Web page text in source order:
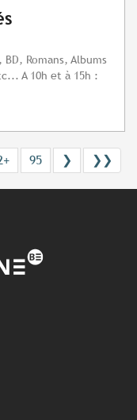
Romans, Albums
A 10h et à 15h :
95 ❯ ❯❯